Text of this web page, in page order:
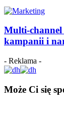
Multi-channel
kampanii i
- Reklama -
Może Ci się